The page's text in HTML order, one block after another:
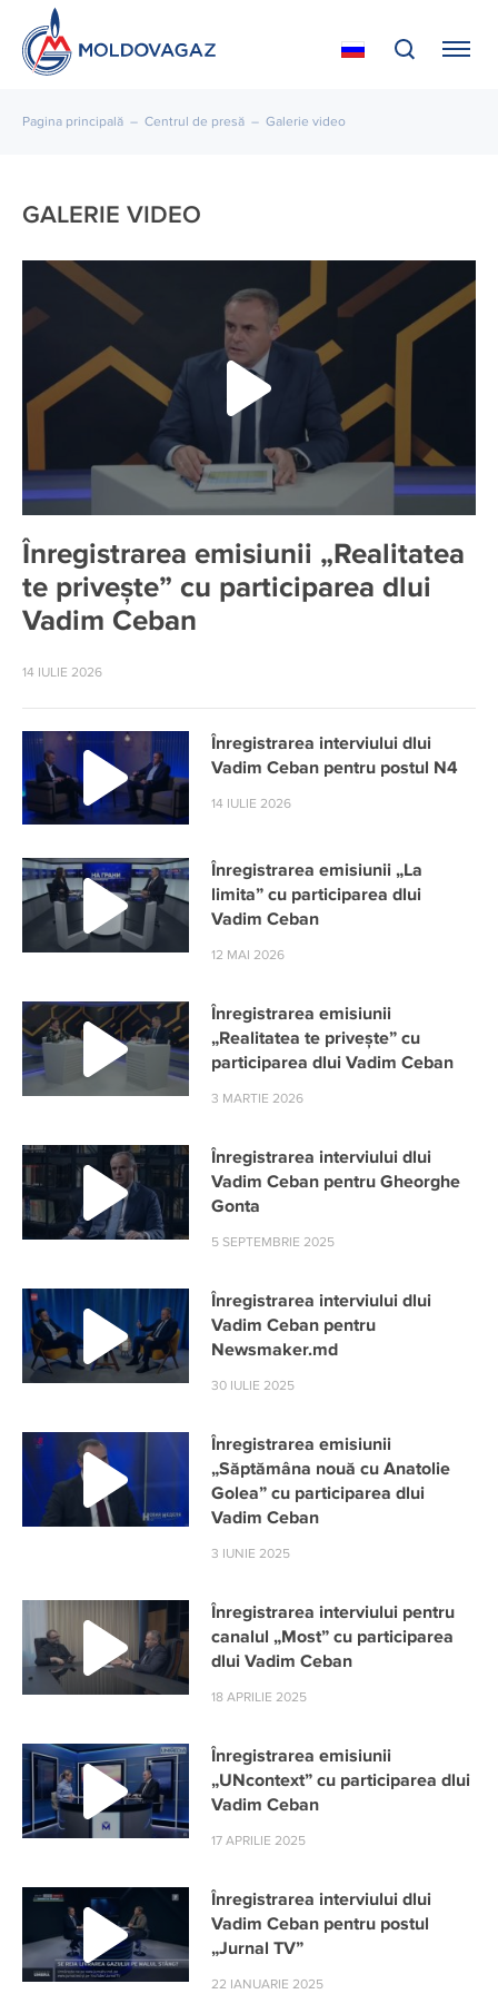
Pagina principală – Centrul de presă – Galerie video
GALERIE VIDEO
Înregistrarea emisiunii „Realitatea
te privește” cu participarea dlui
Vadim Ceban
14 IULIE 2026
Înregistrarea interviului dlui
Vadim Ceban pentru postul N4
14 IULIE 2026
Înregistrarea emisiunii „La
limita” cu participarea dlui
Vadim Ceban
12 MAI 2026
Înregistrarea emisiunii
„Realitatea te privește” cu
participarea dlui Vadim Ceban
3 MARTIE 2026
Înregistrarea interviului dlui
Vadim Ceban pentru Gheorghe
Gonta
5 SEPTEMBRIE 2025
Înregistrarea interviului dlui
Vadim Ceban pentru
Newsmaker.md
30 IULIE 2025
Înregistrarea emisiunii
„Săptămâna nouă cu Anatolie
Golea” cu participarea dlui
Vadim Ceban
3 IUNIE 2025
Înregistrarea interviului pentru
canalul „Most” cu participarea
dlui Vadim Ceban
18 APRILIE 2025
Înregistrarea emisiunii
„UNcontext” cu participarea dlui
Vadim Ceban
17 APRILIE 2025
Înregistrarea interviului dlui
Vadim Ceban pentru postul
„Jurnal TV”
22 IANUARIE 2025